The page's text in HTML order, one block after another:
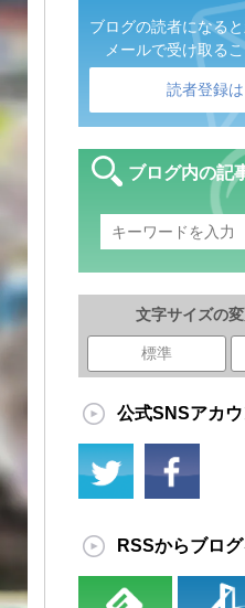
ブログの読者になる
メールで受け取る
読者登録
ブログ内の記
文字サイズの
標準
公式SNSアカウ
RSSからブロ